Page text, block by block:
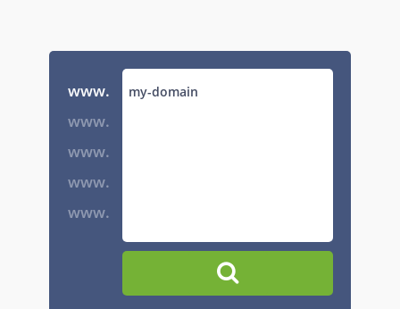
www.
www.
www.
www.
www.